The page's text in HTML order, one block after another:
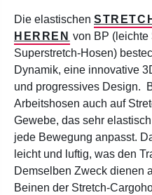
Die elastischen
HERREN von BP (leichte
Superstretch-Hosen)
Dynamik, eine innovative
und progressives Design.
Arbeitshosen auch auf
Gewebe, das sehr
jede Bewegung anpasst.
leicht und luftig, was den
Demselben Zweck dienen
Beinen der Stretch-